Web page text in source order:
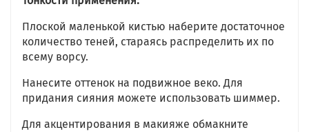
Плоской маленькой кистью наберите достаточное
количество теней, стараясь распределить их по
всему ворсу.
Нанесите оттенок на подвижное веко. Для
придания сияния можете использовать шиммер.
Для акцентирования в макияже обмакните